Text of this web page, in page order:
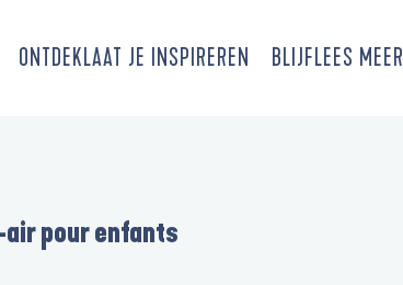
ONTDEKLAAT JE INSPIREREN BLIJFLEES MEER
air pour enfants